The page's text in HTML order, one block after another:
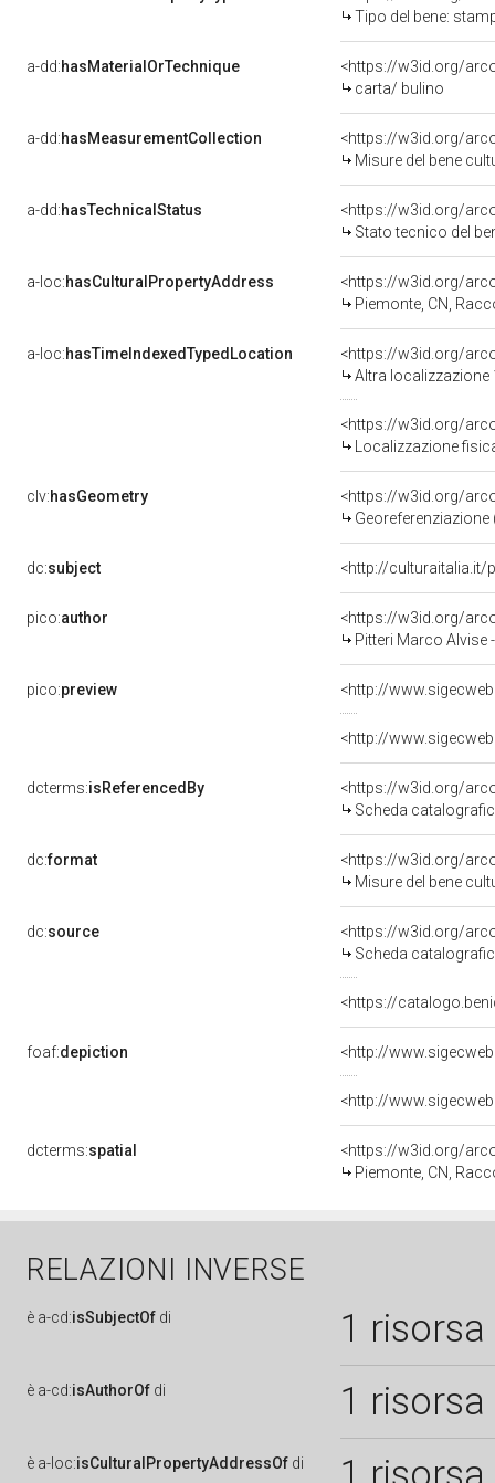
Tipo del bene:
a-dd:hasMaterialOrTechnique
<https://w3id.org/
carta/ bulino
a-dd:hasMeasurementCollection
<https://w3id.org/
Misure del bene
a-dd:hasTechnicalStatus
<https://w3id.org/
Stato tecnico del
a-loc:hasCulturalPropertyAddress
<https://w3id.org/
Piemonte, CN,
a-loc:hasTimeIndexedTypedLocation
<https://w3id.org/
Altra localizzazione
<https://w3id.org/
Localizzazione
clv:hasGeometry
<https://w3id.org/
dc:subject <http://
pico:author
<https://w3id.org/
Pitteri Marco Alvise
pico:preview <http://
<http://
dcterms:isReferencedBy
<https://w3id.org/
Scheda
dc:format
<https://w3id.org/
Misure del bene
dc:source
<https://w3id.org/
Scheda
<https://
foaf:depiction <http://
<http://
dcterms:spatial
<https://w3id.org/
Piemonte, CN,
RELAZIONI INVERSE
è a-cd:isSubjectOf di 1 risorsa
è a-cd:isAuthorOf di 1 risorsa
è a-loc:isCulturalPropertyAddressOf di 1 risorsa